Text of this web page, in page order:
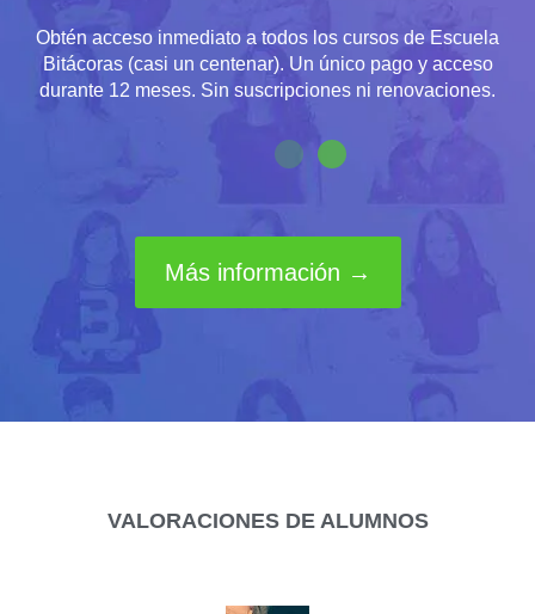
Obtén acceso inmediato a todos los cursos de Escuela
Bitácoras (casi un centenar). Un único pago y acceso
durante 12 meses. Sin suscripciones ni renovaciones.
Más información →
VALORACIONES DE ALUMNOS